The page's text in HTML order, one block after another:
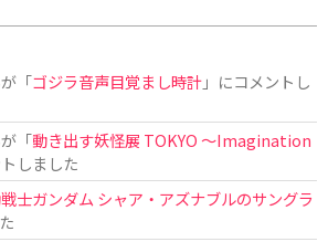
「ゴジラ音声目覚まし時計」にコメントし
「動き出す妖怪展 TOKYO 〜Imagination
しました
士ガンダム シャア・アズナブルのサングラ